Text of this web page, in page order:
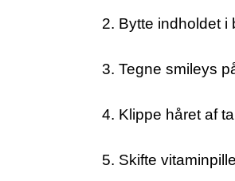
2. Bytte indholdet
3. Tegne smileys
4. Klippe håret af
5. Skifte